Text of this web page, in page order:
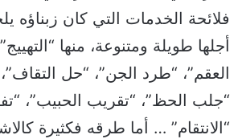
فلائحة الخدمات التي كان زبناؤه
أجلها طويلة ومتنوعة، منها
العقم”، “طرد الجن”، “حل التقاف”،
“جلب الحظ”، “تقريب الحبيب”،
“الانتقام” … أما طرقه فكثيرة